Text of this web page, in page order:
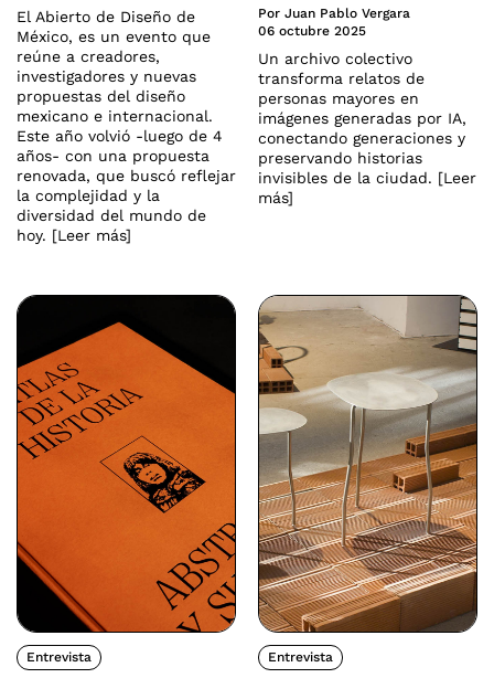
El Abierto de Diseño de
México, es un evento que
reúne a creadores,
investigadores y nuevas
propuestas del diseño
mexicano e internacional.
Este año volvió -luego de 4
años- con una propuesta
renovada, que buscó reflejar
la complejidad y la
diversidad del mundo de
hoy. [Leer más]
Por Juan Pablo Vergara
06 octubre 2025
Un archivo colectivo
transforma relatos de
personas mayores en
imágenes generadas por IA,
conectando generaciones y
preservando historias
invisibles de la ciudad. [Leer
más]
Entrevista Entrevista